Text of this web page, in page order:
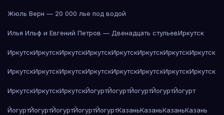
Жюль Верн — 20 000 лье под водой
Илья Ильф и Евгений Петров — Двенадцать стульевИркутск
ИркутскИркутскИркутскИркутскИркутскИркутскИркутскИркутск
ИркутскИркутскИркутскИркутскИркутскИркутскИркутскИркутск
ИркутскИркутскИркутскЙогуртЙогуртЙогуртЙогуртЙогурт
ЙогуртЙогуртЙогуртЙогуртЙогуртКазаньКазаньКазаньКазань